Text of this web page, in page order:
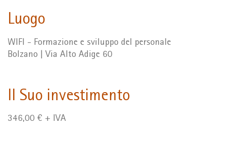
Luogo
WIFI - Formazione e sviluppo del personale
Bolzano | Via Alto Adige 60
Il Suo investimento
346,00 € + IVA